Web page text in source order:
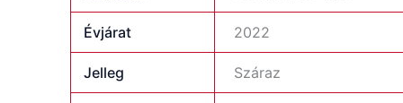
Évjárat 2022
Jelleg Száraz